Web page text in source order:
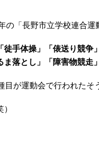
の「長野市立学校連合運
徒手体操」「俵送り競争
ま落とし」「障害物競走
目が運動会で行われたそ